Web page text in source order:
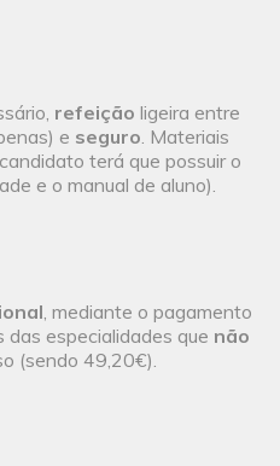
refeição ligeira entre
e seguro. Materiais
terá que possuir o
e o manual de aluno).
, mediante o pagamento
especialidades que não
(sendo 49,20€).